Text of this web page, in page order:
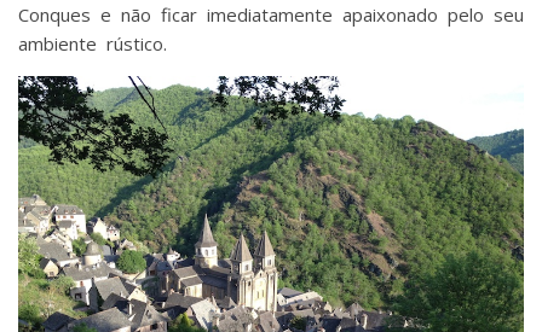
Conques e não ficar imediatamente apaixonado pelo seu
ambiente rústico.